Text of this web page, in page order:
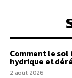
Comment le sol
hydrique et
2 août 2026